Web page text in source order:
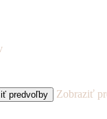
predvoľby Zobraziť